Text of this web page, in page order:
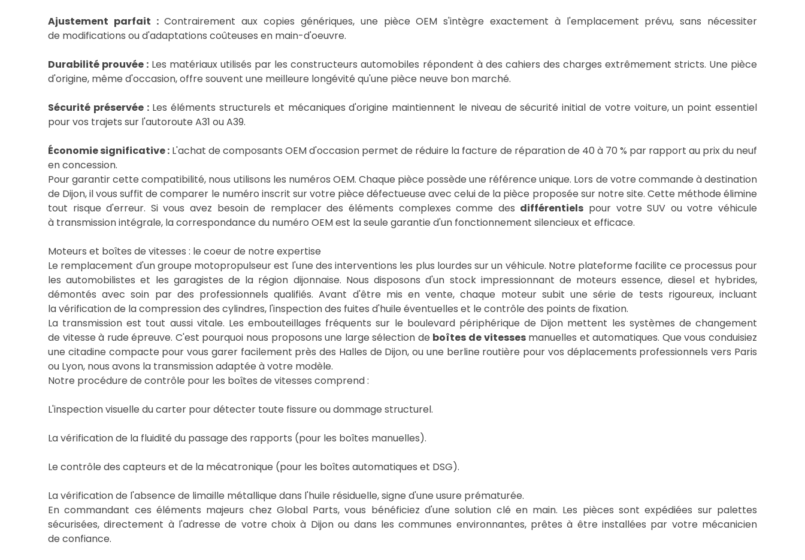
Ajustement parfait :Contrairement aux copies génériques, une pièce OEM s'intègre exactement à l'emplacement prévu, sans nécessiter
de modifications ou d'adaptations coûteuses en main-d'oeuvre.
Durabilité prouvée : Les matériaux utilisés par les constructeurs automobiles répondent à des cahiers des charges extrêmement stricts. Une pièce
d'origine, même d'occasion, offre souvent une meilleure longévité qu'une pièce neuve bon marché.
Sécurité préservée :Les éléments structurels et mécaniques d'origine maintiennent le niveau de sécurité initial de votre voiture, un point essentiel
pour vos trajets sur l'autoroute A31 ou A39.
Économie significative : L'achat de composants OEM d'occasion permet de réduire la facture de réparation de 40 à 70 % par rapport au prix du neuf
en concession.
Pour garantir cette compatibilité, nous utilisons les numéros OEM. Chaque pièce possède une référence unique. Lors de votre commande à destination
de Dijon, il vous suffit de comparer le numéro inscrit sur votre pièce défectueuse avec celui de la pièce proposée sur notre site. Cette méthode élimine
tout risque d'erreur. Si vous avez besoin de remplacer des éléments complexes comme des différentiels pour votre SUV ou votre véhicule
à transmission intégrale, la correspondance du numéro OEM est la seule garantie d'un fonctionnement silencieux et efficace.
Moteurs et boîtes de vitesses : le coeur de notre expertise
Le remplacement d'un groupe motopropulseur est l'une des interventions les plus lourdes sur un véhicule. Notre plateforme facilite ce processus pour
les automobilistes et les garagistes de la région dijonnaise. Nous disposons d'un stock impressionnant de moteurs essence, diesel et hybrides,
démontés avec soin par des professionnels qualifiés. Avant d'être mis en vente, chaque moteur subit une série de tests rigoureux, incluant
la vérification de la compression des cylindres, l'inspection des fuites d'huile éventuelles et le contrôle des points de fixation.
La transmission est tout aussi vitale. Les embouteillages fréquents sur le boulevard périphérique de Dijon mettent les systèmes de changement
de vitesse à rude épreuve. C'est pourquoi nous proposons une large sélection de boîtes de vitessesmanuelles et automatiques. Que vous conduisiez
une citadine compacte pour vous garer facilement près des Halles de Dijon, ou une berline routière pour vos déplacements professionnels vers Paris
ou Lyon, nous avons la transmission adaptée à votre modèle.
Notre procédure de contrôle pour les boîtes de vitesses comprend :
L'inspection visuelle du carter pour détecter toute fissure ou dommage structurel.
La vérification de la fluidité du passage des rapports (pour les boîtes manuelles).
Le contrôle des capteurs et de la mécatronique (pour les boîtes automatiques et DSG).
La vérification de l'absence de limaille métallique dans l'huile résiduelle, signe d'une usure prématurée.
En commandant ces éléments majeurs chez Global Parts, vous bénéficiez d'une solution clé en main. Les pièces sont expédiées sur palettes
sécurisées, directement à l'adresse de votre choix à Dijon ou dans les communes environnantes, prêtes à être installées par votre mécanicien
de confiance.